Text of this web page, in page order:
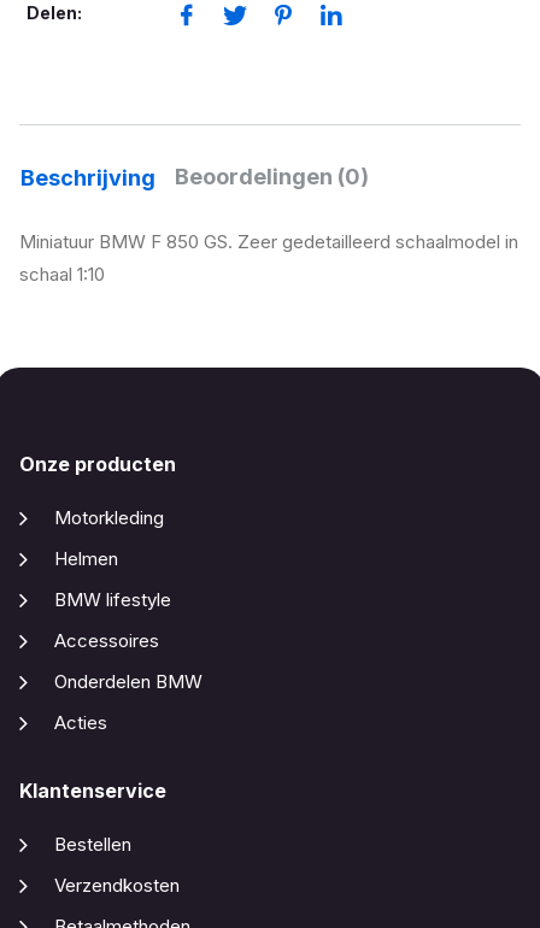
Delen:
Beschrijving Beoordelingen (0)
Miniatuur BMW F 850 GS. Zeer gedetailleerd schaalmodel in
schaal 1:10
Onze producten
Motorkleding
Helmen
BMW lifestyle
Accessoires
Onderdelen BMW
Acties
Klantenservice
Bestellen
Verzendkosten